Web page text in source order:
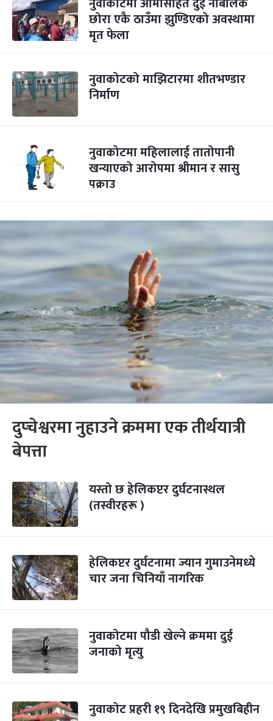
छोरा एकै ठाउँमा झुण्डिएको अवस्थामा
मृत फेला
नुवाकोटको माझिटारमा शीतभण्डार
निर्माण
नुवाकोटमा महिलालाई तातोपानी
खन्याएको आरोपमा श्रीमान र सासु
पक्राउ
दुप्चेश्वरमा नुहाउने क्रममा एक तीर्थयात्री
बेपत्ता
यस्तो छ हेलिकप्टर दुर्घटनास्थल
(तस्वीरहरू )
हेलिकप्टर दुर्घटनामा ज्यान गुमाउनेमध्ये
चार जना चिनियाँ नागरिक
नुवाकोटमा पौडी खेल्ने क्रममा दुई
जनाको मृत्यु
नुवाकोट प्रहरी १९ दिनदेखि प्रमुखबिहीन